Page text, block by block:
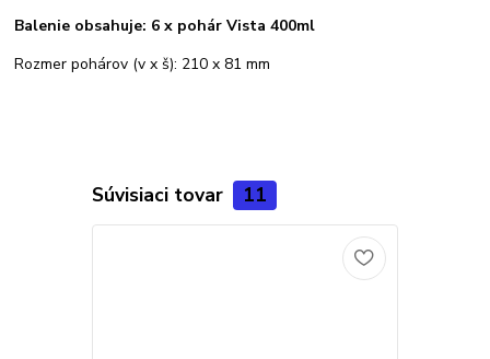
Balenie obsahuje: 6 x pohár Vista 400ml
Rozmer pohárov (v x š): 210 x 81 mm
Súvisiaci tovar 11